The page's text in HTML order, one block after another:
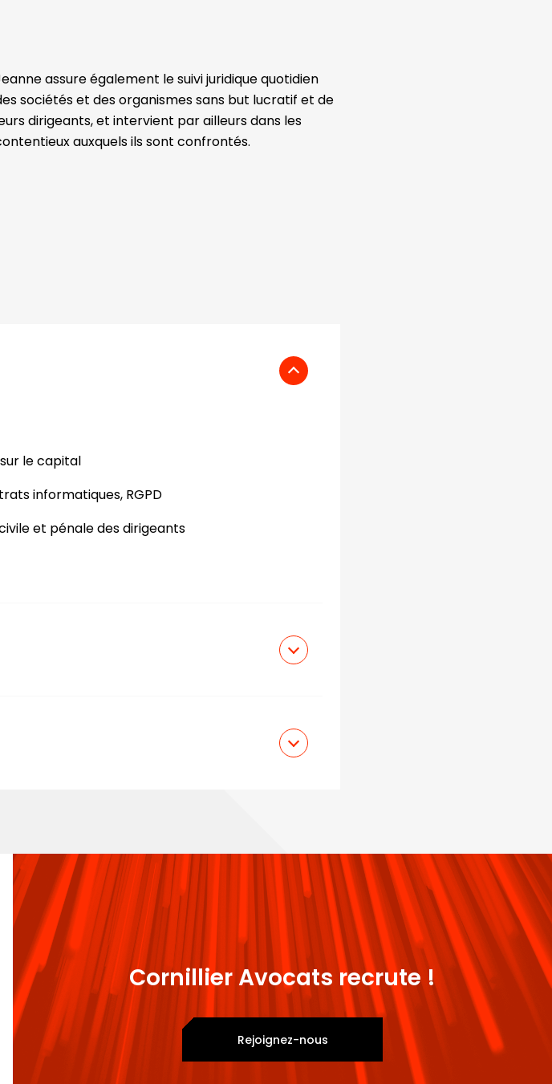
assure également le suivi juridique quotidien
sociétés et des organismes sans but lucratif et de
dirigeants, et intervient par ailleurs dans les
auxquels ils sont confrontés.
le capital
informatiques, RGPD
et pénale des dirigeants
Law - Business Law - Université Catholique
Cornillier Avocats recrute !
Rejoignez-nous